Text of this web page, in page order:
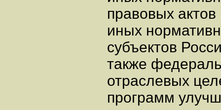
правовых
иных
субъектов
также
отраслевых
программ